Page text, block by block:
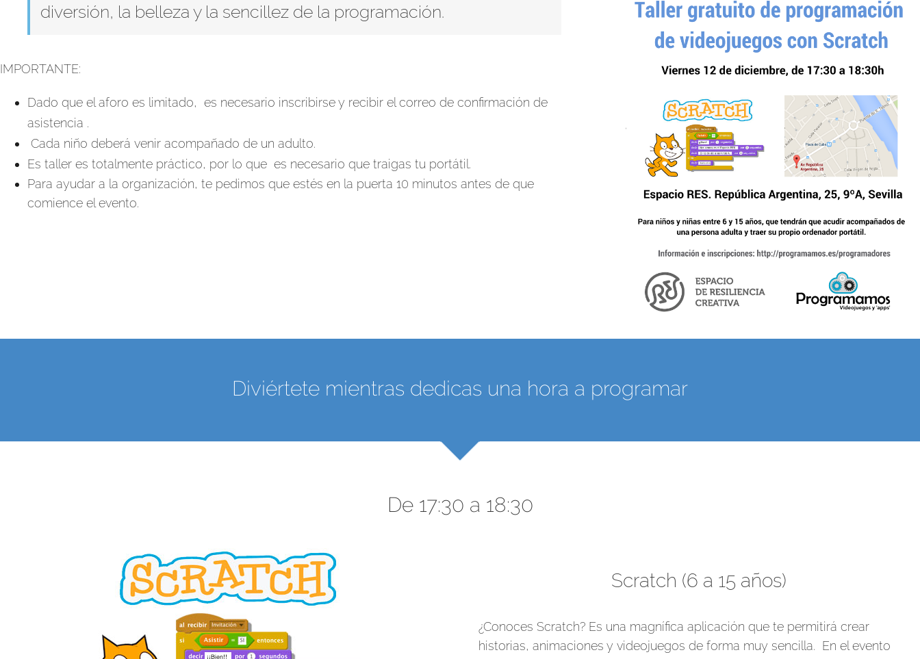
diversión, la belleza y la sencillez de la programación.
IMPORTANTE:
Dado que el aforo es limitado, es necesario inscribirse y recibir el correo de confirmación de
asistencia .
Cada niño deberá venir acompañado de un adulto.
Es taller es totalmente práctico, por lo que es necesario que traigas tu portátil.
Para ayudar a la organización, te pedimos que estés en la puerta 10 minutos antes de que
comience el evento.
Diviértete mientras dedicas una hora a programar
De 17:30 a 18:30
Scratch (6 a 15 años)
¿Conoces Scratch? Es una magnífica aplicación que te permitirá crear
historias, animaciones y videojuegos de forma muy sencilla. En el evento